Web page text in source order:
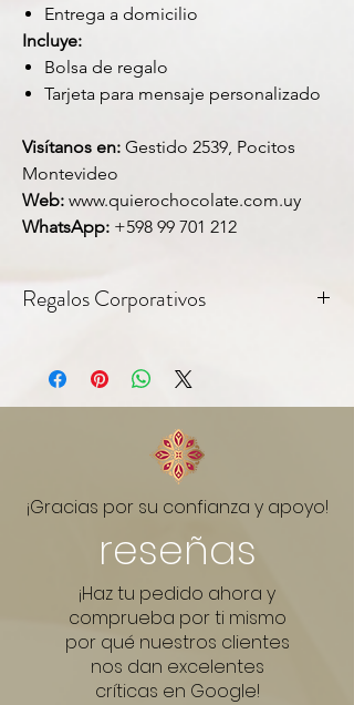
Entrega a domicilio
Incluye:
Bolsa de regalo
Tarjeta para mensaje personalizado
Visítanos en: Gestido 2539, Pocitos
Montevideo
Web: www.quierochocolate.com.uy
WhatsApp: +598 99 701 212
Regalos Corporativos
personalizable — ideal para regalos
corporativos y empresariales. Consultanos
por pedidos en cantidad.
Link do WhatsApp:
¡Gracias por su confianza y apoyo!
reseñas
¡Haz tu pedido ahora y
comprueba por ti mismo
por qué nuestros clientes
nos dan excelentes
críticas en Google!